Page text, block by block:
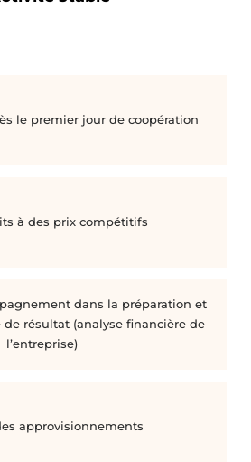
le premier jour de coopération
à des prix compétitifs
dans la préparation et
de résultat (analyse financière de
l’entreprise)
approvisionnements